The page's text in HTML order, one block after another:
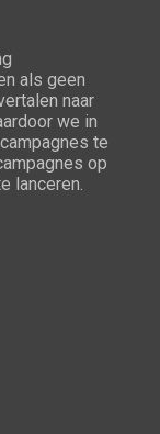
als geen
naar
we in
te
op
lanceren.